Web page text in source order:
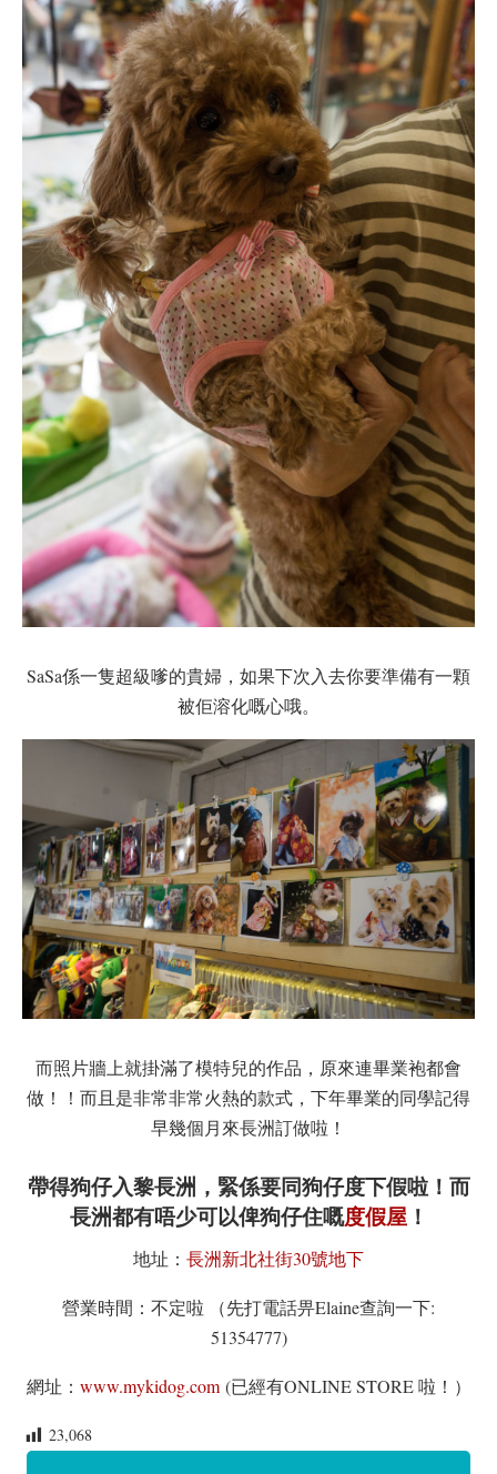
SaSa係一隻超級嗲的貴婦，如果下次入去你要準備有一顆
被佢溶化嘅心哦。
而照片牆上就掛滿了模特兒的作品，原來連畢業袍都會
做！！而且是非常非常火熱的款式，下年畢業的同學記得
早幾個月來長洲訂做啦！
帶得狗仔入黎長洲，緊係要同狗仔度下假啦！而
長洲都有唔少可以俾狗仔住嘅度假屋！
地址： 長洲新北社街30號地下
營業時間：不定啦 （先打電話畀Elaine查詢一下:
51354777)
網址： www.mykidog.com(已經有ONLINE STORE 啦！）
23,068